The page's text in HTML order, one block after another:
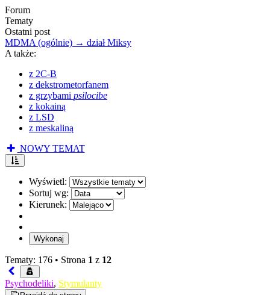
Forum
Tematy
Ostatni post
MDMA (ogólnie) → dział Miksy
A także:
z 2C-B
z dekstrometorfanem
z grzybami psilocibe
z kokainą
z LSD
z meskaliną
NOWY TEMAT
Wyświetl:
Sortuj wg:
Kierunek:
Tematy: 176 • Strona 1 z 12
Psychodeliki, Stymulanty